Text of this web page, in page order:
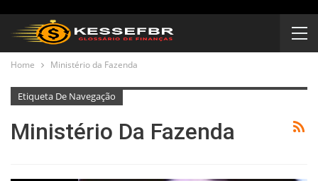
Home Ministério da Fazenda
Etiqueta De Navegação
Ministério Da Fazenda